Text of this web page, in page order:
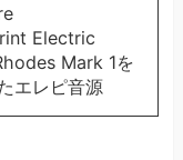
Electric
Mark 1を
エレピ音源